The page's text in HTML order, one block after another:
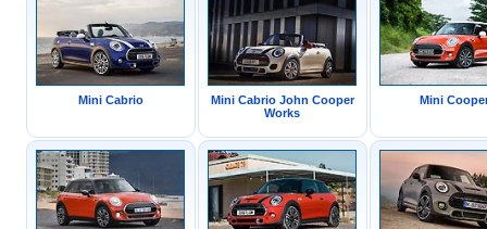
Mini Cabrio
Mini Cabrio John Cooper
Works
Mini